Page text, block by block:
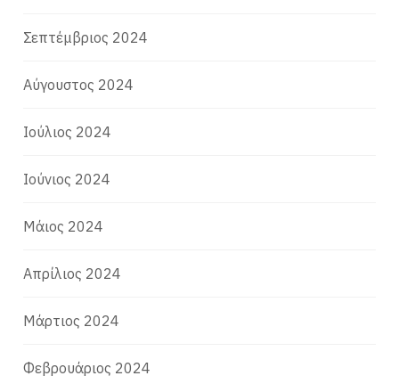
Σεπτέμβριος 2024
Αύγουστος 2024
Ιούλιος 2024
Ιούνιος 2024
Μάιος 2024
Απρίλιος 2024
Μάρτιος 2024
Φεβρουάριος 2024